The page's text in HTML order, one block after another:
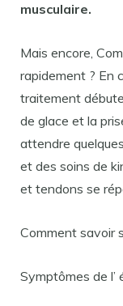
musculaire.
Mais encore,
rapidement ? En
traitement
de glace et la
attendre
et des soins de
et tendons se
Comment savoir
Symptômes de l’